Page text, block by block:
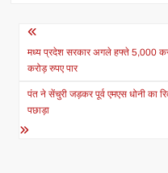
Post
navigation
मध्य प्रदेश सरकार अगले हफ्ते 5,000
करोड़ रुपए पार
पंत ने सेंचुरी जड़कर पूर्व एमएस धोनी का
पछाड़ा